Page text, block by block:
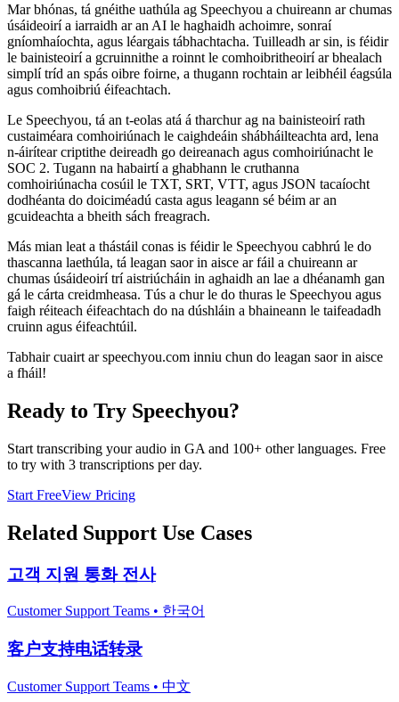
Mar bhónas, tá gnéithe uathúla ag Speechyou a chuireann ar chumas
úsáideoirí a iarraidh ar an AI le haghaidh achoimre, sonraí
gníomhaíochta, agus léargais tábhachtacha. Tuilleadh ar sin, is féidir
le bainisteoirí a gcruinnithe a roinnt le comhoibritheoirí ar bhealach
simplí tríd an spás oibre foirne, a thugann rochtain ar leibhéil éagsúla
agus comhoibriú éifeachtach.
Le Speechyou, tá an t-eolas atá á tharchur ag na bainisteoirí rath
custaiméara comhoiriúnach le caighdeáin shábháilteachta ard, lena
n-áirítear criptithe deireadh go deireanach agus comhoiriúnacht le
SOC 2. Tugann na habairtí a ghabhann le cruthanna
comhoiriúnacha cosúil le TXT, SRT, VTT, agus JSON tacaíocht
dodhéanta do doiciméadú casta agus leagann sé béim ar an
gcuideachta a bheith sách freagrach.
Más mian leat a thástáil conas is féidir le Speechyou cabhrú le do
thascanna laethúla, tá leagan saor in aisce ar fáil a chuireann ar
chumas úsáideoirí trí aistriúcháin in aghaidh an lae a dhéanamh gan
gá le cárta creidmheasa. Tús a chur le do thuras le Speechyou agus
faigh réiteach éifeachtach do na dúshláin a bhaineann le taifeadadh
cruinn agus éifeachtúil.
Tabhair cuairt ar speechyou.com inniu chun do leagan saor in aisce
a fháil!
Ready to Try Speechyou?
Start transcribing your audio in GA and 100+ other languages. Free
to try with 3 transcriptions per day.
Start FreeView Pricing
Related Support Use Cases
고객 지원 통화 전사
Customer Support Teams • 한국어
客户支持电话转录
Customer Support Teams • 中文